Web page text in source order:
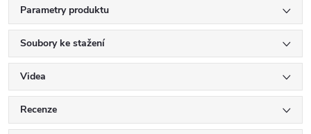
Parametry produktu
Soubory ke stažení
Videa
Recenze